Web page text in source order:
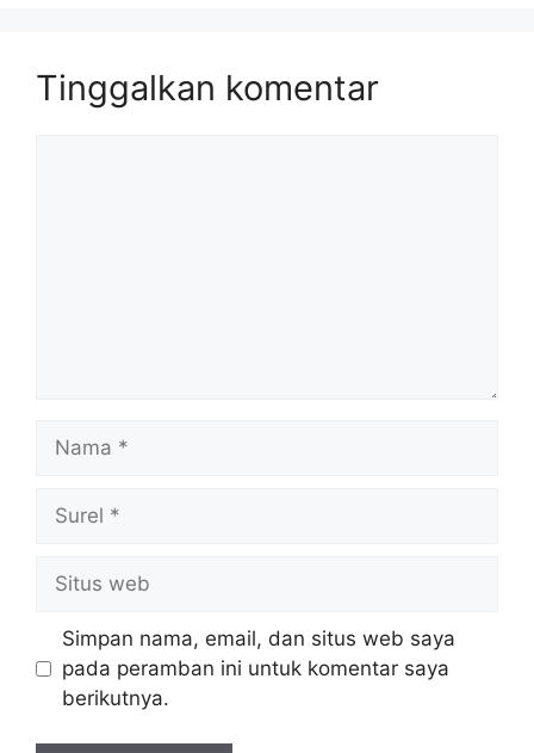
Tinggalkan komentar
web
Simpan nama, email, dan situs web saya
pada peramban ini untuk komentar saya
berikutnya.